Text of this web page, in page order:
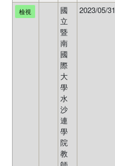
檢視
國
立
暨
南
國
際
大
學
水
沙
連
學
院
教
2023/05/31